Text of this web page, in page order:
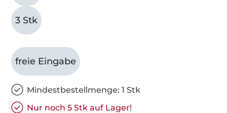
3 Stk
freie Eingabe
Mindestbestellmenge: 1 Stk
Nur noch 5 Stk auf Lager!